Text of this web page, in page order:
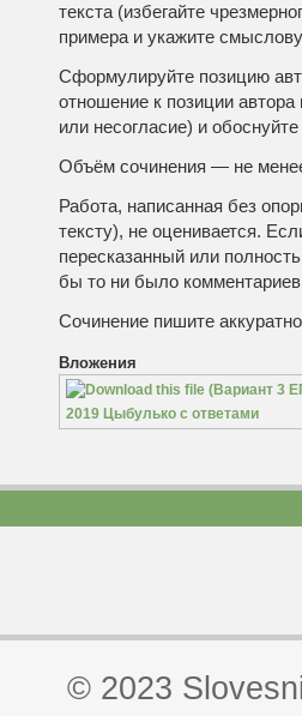
текста (избегайте
примера и укажите
Сформулируйте позицию
отношение к позиции автора
или несогласие) и обоснуйте
Объём сочинения — не
Работа, написанная без
тексту), не оценивается.
пересказанный или
бы то ни было
Сочинение пишите
Вложения
2019 Цыбулько с ответами
© 2023